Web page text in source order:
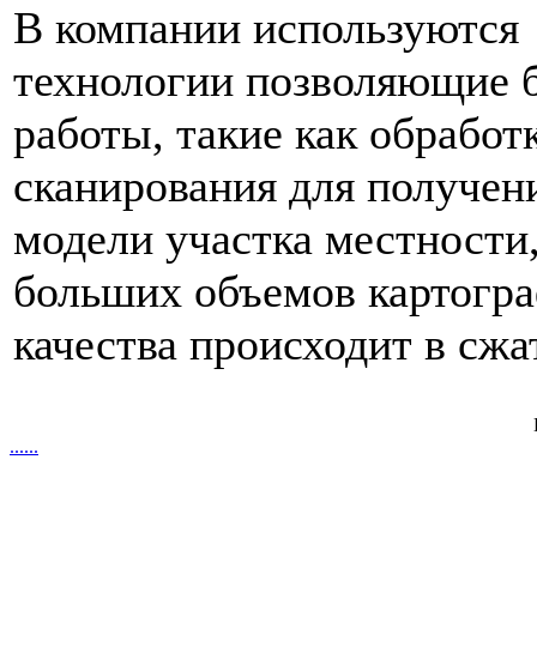
В компании
технологии позволяющие
работы, такие как
сканирования для
модели участка
больших объемов
качества происходит в
......